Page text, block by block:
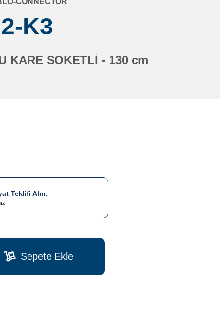
CONNECTOR
K3
KARE SOKETLİ - 130 cm
Teklifi Alın.
Sepete Ekle